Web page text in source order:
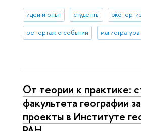
идеи и опыт студенты
репортаж о событии магистратура
От теории к практике:
факультета географии
проекты в Институте